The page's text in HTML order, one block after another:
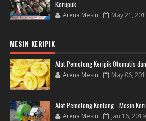
Kerupuk
Arena Mesin May 21,
MESIN KERIPIK
Alat Pemotong Keripik Otomatis
Arena Mesin May 06,
Alat Pemotong Kentang - Mesin
Arena Mesin Jan 16, 2019